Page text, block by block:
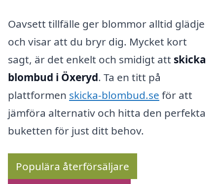
Oavsett tillfälle ger blommor alltid glädje
och visar att du bryr dig. Mycket kort
sagt, är det enkelt och smidigt att skicka
blombud i Öxeryd. Ta en titt på
plattformen skicka-blombud.se för att
jämföra alternativ och hitta den perfekta
buketten för just ditt behov.
Populära återförsäljare